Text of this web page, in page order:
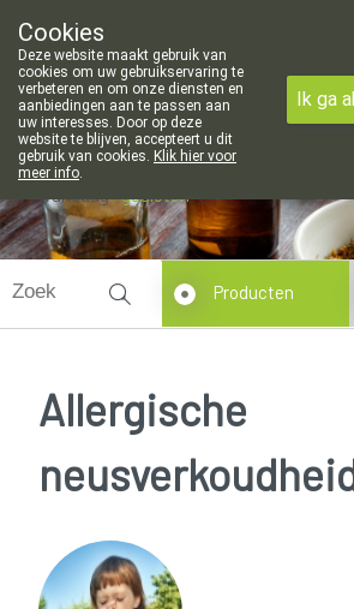
011/340400
Vandaag gesloten
Producten
Allergische
Cookies
Deze website maakt gebruik van
cookies om uw gebruikservaring te
verbeteren en om onze diensten en
aanbiedingen aan te passen aan
uw interesses. Door op deze
website te blijven, accepteert u dit
gebruik van cookies. Klik hier voor
meer info.
Ik ga